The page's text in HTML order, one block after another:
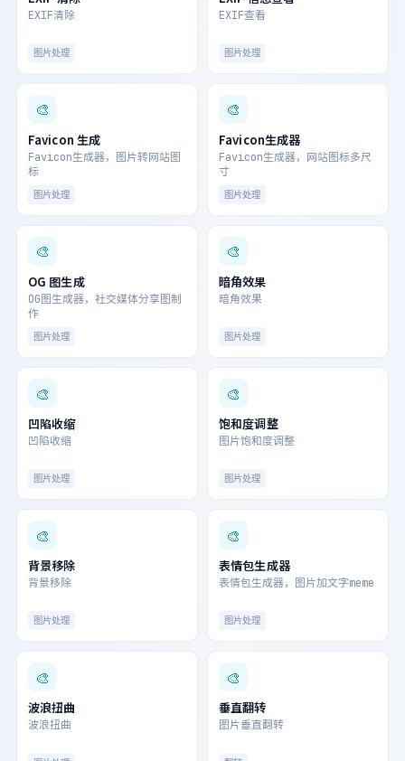
EXIF清除
图片处理
EXIF查看
图片处理
🎨
Favicon 生成
Favicon生成器，图片转网站图
标
图片处理
🎨
Favicon生成器
Favicon生成器，网站图标多尺
寸
图片处理
🎨
OG 图生成
OG图生成器，社交媒体分享图制
作
图片处理
🎨
暗角效果
暗角效果
图片处理
🎨
凹陷收缩
凹陷收缩
图片处理
🎨
饱和度调整
图片饱和度调整
图片处理
🎨
背景移除
背景移除
图片处理
🎨
表情包生成器
表情包生成器，图片加文字meme
图片处理
🎨
波浪扭曲
波浪扭曲
🎨
垂直翻转
图片垂直翻转